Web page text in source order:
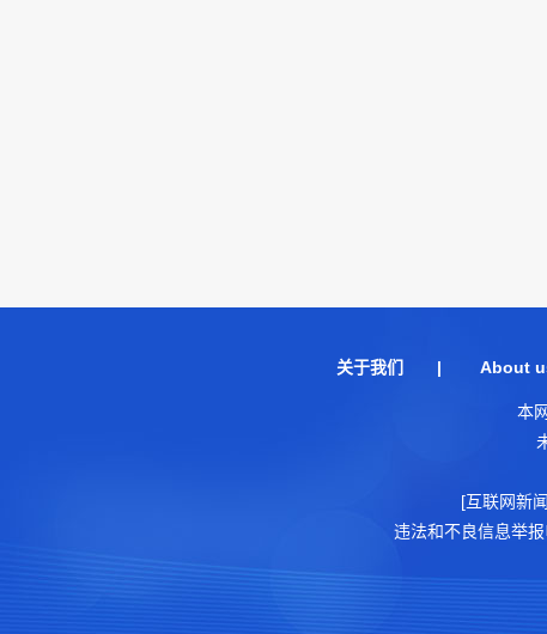
关于我们 | About
本
[互联网新
违法和不良信息举